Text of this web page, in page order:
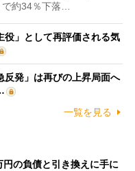
約34％下落…
役」として再評価される気
反発」は再びの上昇局面へ
一覧を見る
円の負債と引き換えに手に